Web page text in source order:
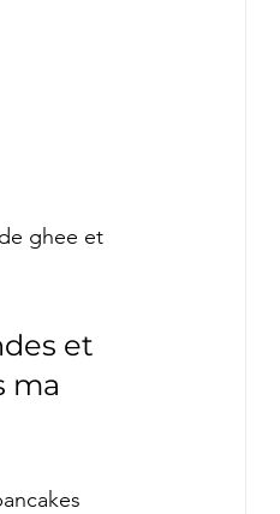
ghee et
et
ma